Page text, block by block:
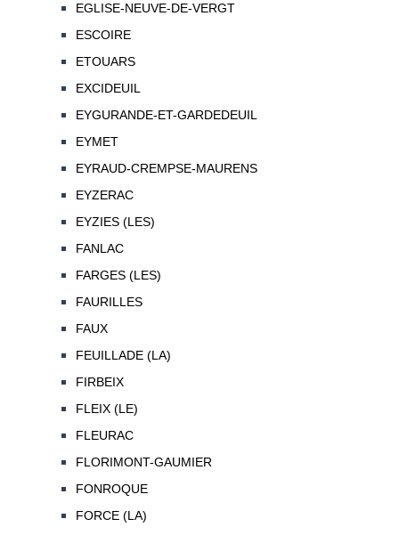
EGLISE-NEUVE-DE-VERGT
ESCOIRE
ETOUARS
EXCIDEUIL
EYGURANDE-ET-GARDEDEUIL
EYMET
EYRAUD-CREMPSE-MAURENS
EYZERAC
EYZIES (LES)
FANLAC
FARGES (LES)
FAURILLES
FAUX
FEUILLADE (LA)
FIRBEIX
FLEIX (LE)
FLEURAC
FLORIMONT-GAUMIER
FONROQUE
FORCE (LA)